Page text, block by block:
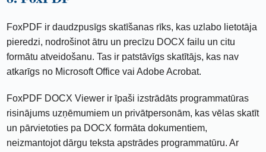
FoxPDF ir daudzpusīgs skatīšanas rīks, kas uzlabo lietotāja
pieredzi, nodrošinot ātru un precīzu DOCX failu un citu
formātu atveidošanu. Tas ir patstāvīgs skatītājs, kas nav
atkarīgs no Microsoft Office vai Adobe Acrobat.
FoxPDF DOCX Viewer ir īpaši izstrādāts programmatūras
risinājums uzņēmumiem un privātpersonām, kas vēlas skatīt
un pārvietoties pa DOCX formāta dokumentiem,
neizmantojot dārgu teksta apstrādes programmatūru. Ar